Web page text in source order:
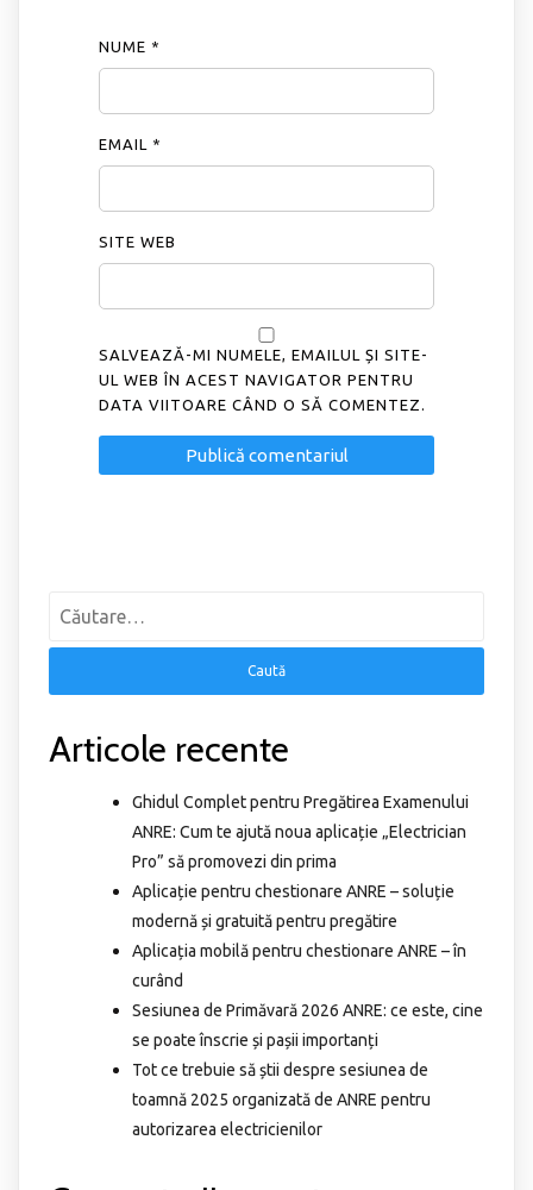
NUME *
EMAIL *
SITE WEB
SALVEAZĂ-MI NUMELE, EMAILUL ȘI SITE-
UL WEB ÎN ACEST NAVIGATOR PENTRU
DATA VIITOARE CÂND O SĂ COMENTEZ.
Articole recente
Ghidul Complet pentru Pregătirea Examenului
ANRE: Cum te ajută noua aplicație „Electrician
Pro” să promovezi din prima
Aplicație pentru chestionare ANRE – soluție
modernă și gratuită pentru pregătire
Aplicația mobilă pentru chestionare ANRE – în
curând
Sesiunea de Primăvară 2026 ANRE: ce este, cine
se poate înscrie și pașii importanți
Tot ce trebuie să știi despre sesiunea de
toamnă 2025 organizată de ANRE pentru
autorizarea electricienilor